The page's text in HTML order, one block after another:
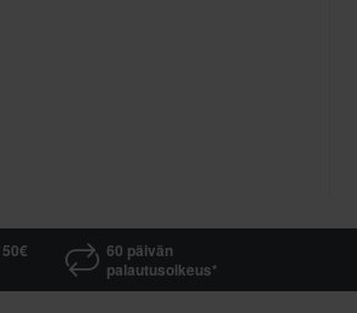
60 päivän
palautusoikeus*